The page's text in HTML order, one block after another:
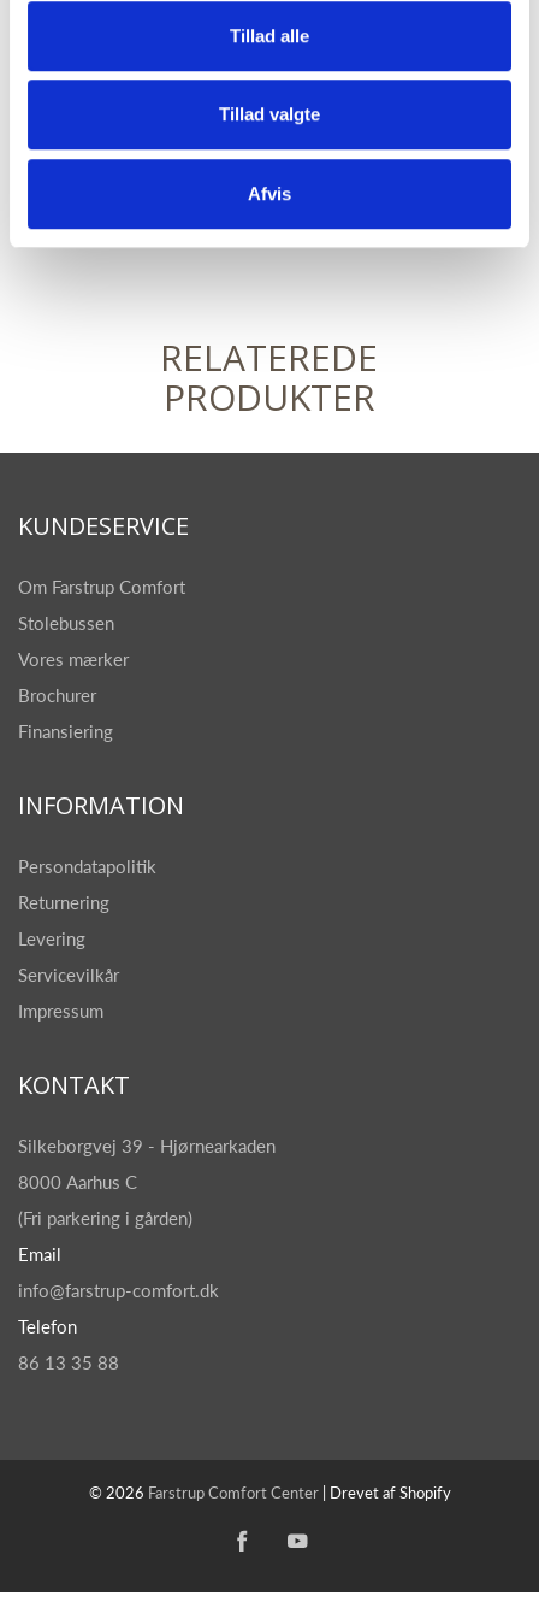
Tillad alle
Tillad valgte
Afvis
STOLEBUSSEN.
Tags: Stabelstole
RELATEREDE
PRODUKTER
KUNDESERVICE
Om Farstrup Comfort
Stolebussen
Vores mærker
Brochurer
Finansiering
INFORMATION
Persondatapolitik
Returnering
Levering
Servicevilkår
Impressum
KONTAKT
Silkeborgvej 39 - Hjørnearkaden
8000 Aarhus C
(Fri parkering i gården)
Email
info@farstrup-comfort.dk
Telefon
86 13 35 88
© 2026 Farstrup Comfort Center| Drevet af Shopify